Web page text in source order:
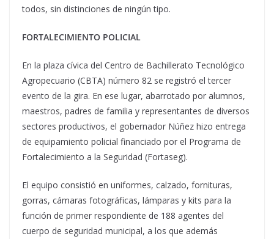
todos, sin distinciones de ningún tipo.
FORTALECIMIENTO POLICIAL
En la plaza cívica del Centro de Bachillerato Tecnológico
Agropecuario (CBTA) número 82 se registró el tercer
evento de la gira. En ese lugar, abarrotado por alumnos,
maestros, padres de familia y representantes de diversos
sectores productivos, el gobernador Núñez hizo entrega
de equipamiento policial financiado por el Programa de
Fortalecimiento a la Seguridad (Fortaseg).
El equipo consistió en uniformes, calzado, fornituras,
gorras, cámaras fotográficas, lámparas y kits para la
función de primer respondiente de 188 agentes del
cuerpo de seguridad municipal, a los que además